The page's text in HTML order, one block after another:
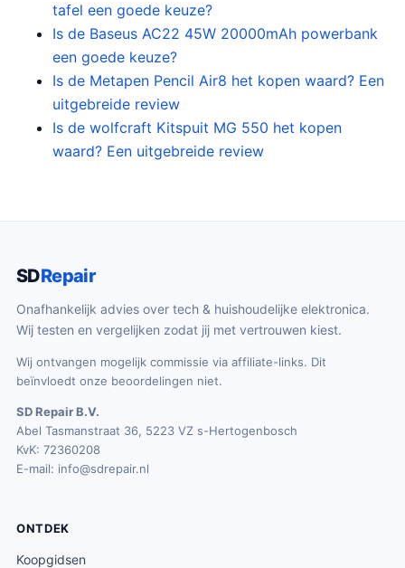
tafel een goede keuze?
Is de Baseus AC22 45W 20000mAh powerbank
een goede keuze?
Is de Metapen Pencil Air8 het kopen waard? Een
uitgebreide review
Is de wolfcraft Kitspuit MG 550 het kopen
waard? Een uitgebreide review
SDRepair
Onafhankelijk advies over tech & huishoudelijke elektronica.
Wij testen en vergelijken zodat jij met vertrouwen kiest.
Wij ontvangen mogelijk commissie via affiliate-links. Dit
beïnvloedt onze beoordelingen niet.
SD Repair B.V.
Abel Tasmanstraat 36, 5223 VZ s-Hertogenbosch
KvK: 72360208
E-mail: info@sdrepair.nl
ONTDEK
Koopgidsen